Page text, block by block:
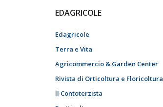
EDAGRICOLE
Edagricole
Terra e Vita
Agricommercio & Garden Center
Rivista di Orticoltura e Floricoltura
Il Contoterzista